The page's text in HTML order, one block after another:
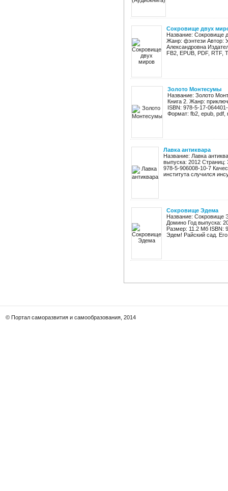
Сокровище двух
Название: Сокровище
Жанр: фэнтези Автор:
Александровна
FB2, EPUB, PDF, RTF,
Золото Монтесумы
Название: Золото
Книга 2. Жанр:
ISBN: 978-5-17-
Формат: fb2, epub, pdf,
Лавка антиквара
Название: Лавка
выпуска: 2012
978-5-906008-10-7
института случился
Сокровище Эдема
Название: Сокровище
Домино Год выпуска:
Размер: 11.2 Мб ISBN:
Эдем! Райский сад.
© Портал саморазвития и самообразования, 2014